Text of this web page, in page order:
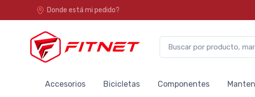
Donde está mi pedido?
Accesorios Bicicletas Componentes